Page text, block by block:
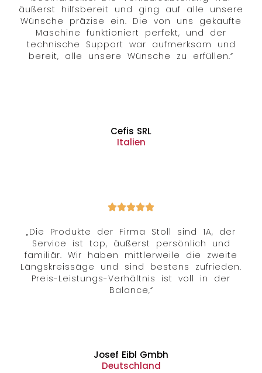
äußerst hilfsbereit und ging auf alle unsere
Wünsche präzise ein. Die von uns gekaufte
Maschine funktioniert perfekt, und der
technische Support war aufmerksam und
bereit, alle unsere Wünsche zu erfüllen.“
Cefis SRL
Italien
„Die Produkte der Firma Stoll sind 1A, der
Service ist top, äußerst persönlich und
familiär. Wir haben mittlerweile die zweite
Längskreissäge und sind bestens zufrieden.
Preis-Leistungs-Verhältnis ist voll in der
Balance,“
Josef Eibl Gmbh
Deutschland